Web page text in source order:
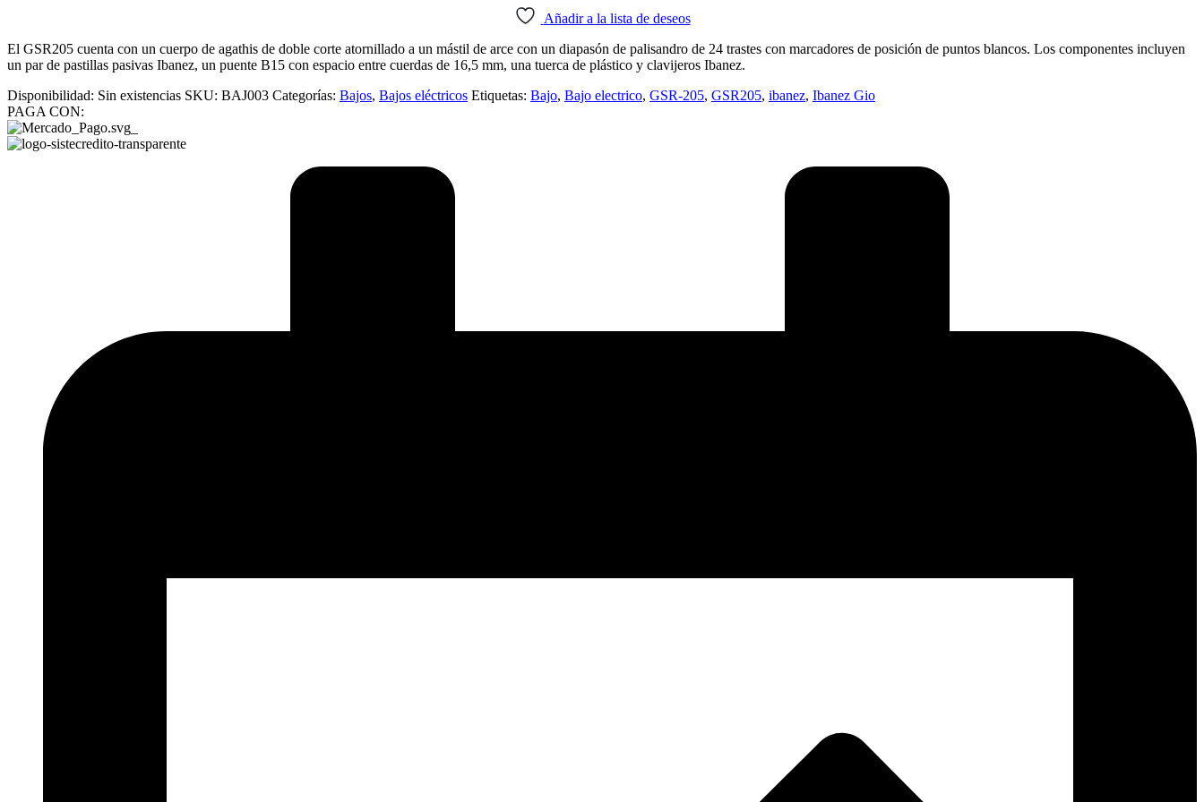
Añadir a la lista de deseos
El GSR205 cuenta con un cuerpo de agathis de doble corte atornillado a un mástil de arce con un diapasón de palisandro de 24 trastes con marcadores de posición de puntos blancos. Los componentes incluyen
un par de pastillas pasivas Ibanez, un puente B15 con espacio entre cuerdas de 16,5 mm, una tuerca de plástico y clavijeros Ibanez.
Disponibilidad: Sin existencias SKU: BAJ003 Categorías: Bajos, Bajos eléctricos Etiquetas: Bajo, Bajo electrico, GSR-205, GSR205, ibanez, Ibanez Gio
PAGA CON: